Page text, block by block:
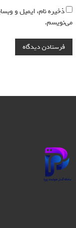
ذخیره نام، ایمیل و
می‌نویسم.